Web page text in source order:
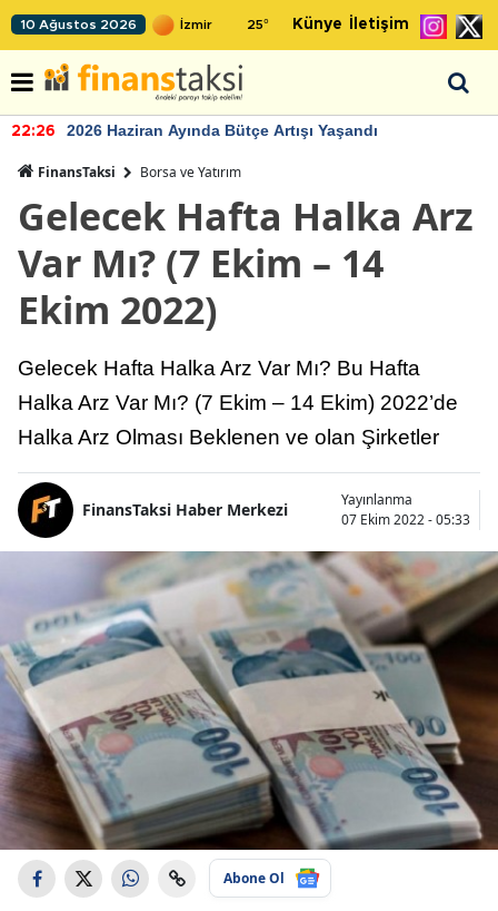
10 Ağustos 2026 25° Künye İletişim
22:26 2026 Haziran Ayında Bütçe Artışı Yaşandı
FinansTaksi Borsa ve Yatırım
Gelecek Hafta Halka Arz
Var Mı? (7 Ekim – 14
Ekim 2022)
Gelecek Hafta Halka Arz Var Mı? Bu Hafta
Halka Arz Var Mı? (7 Ekim – 14 Ekim) 2022’de
Halka Arz Olması Beklenen ve olan Şirketler
FinansTaksi Haber Merkezi
Yayınlanma
07 Ekim 2022 - 05:33
Abone Ol